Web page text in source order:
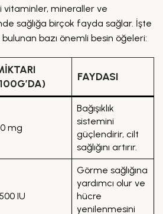
vitaminler, mineraller ve
sağlığa birçok fayda sağlar. İşte
bazı önemli besin öğeleri:
FAYDASI
mg
Bağışıklık
sistemini
güçlendirir, cilt
sağlığını artırır.
IU
Görme sağlığına
yardımcı olur ve
hücre
yenilenmesini